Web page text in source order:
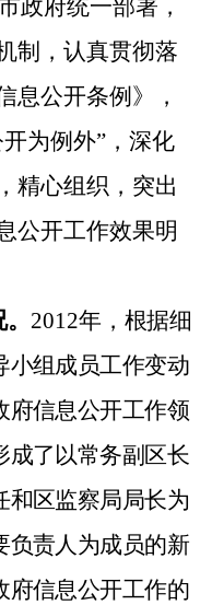
政府统一部署，
制， 认真贯彻落
息公开条例》，
为例外”，深化
精心组织，突出
公开工作效果明
2012年， 根据细
小组成员工作变动
府信息公开工作领
成了以常务副区长
和区监察局局长为
负责人为成员的新
府信息公开工作的